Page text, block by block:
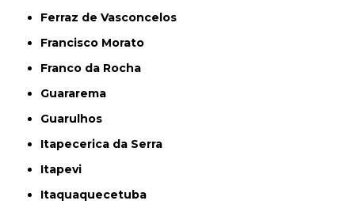
Ferraz de Vasconcelos
Francisco Morato
Franco da Rocha
Guararema
Guarulhos
Itapecerica da Serra
Itapevi
Itaquaquecetuba